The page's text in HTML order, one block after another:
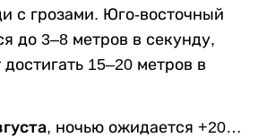
с грозами. Юго-восточный
до 3–8 метров в секунду,
15–20 метров в
ночью ожидается +20…